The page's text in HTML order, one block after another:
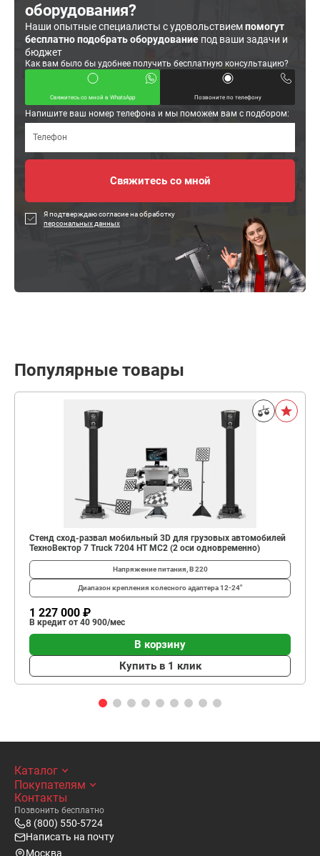
оборудования?
Наши опытные специалисты с удовольствиемпомогут
бесплатно подобрать оборудование под ваши задачи и
бюджет
Как вам было бы удобнее получить бесплатную консультацию?
Свяжитесь со мной в WhatsApp Позвоните по телефону
Напишите ваш номер телефона и мы поможем вам с подбором:
Я подтверждаю согласие на обработку
персональных данных
Популярные товары
Стенд сход-развал мобильный 3D для грузовых автомобилей
ТехноВектор 7 Truck 7204 HT MC2 (2 оси одновременно)
Напряжение питания, В220
Диапазон крепления колесного адаптера12-24"
1 227 000 ₽
В кредит от 40 900/мес
В корзину
Купить в 1 клик
Каталог
Покупателям
Контакты
Позвонить бесплатно
8 (800) 550-5724
Написать на почту
Москва